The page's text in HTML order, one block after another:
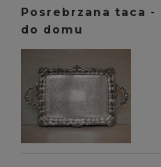
Posrebrzana taca
do domu